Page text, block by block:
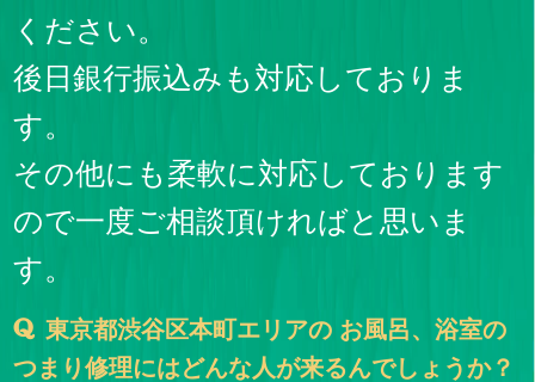
ください。
後日銀行振込みも対応しておりま
す。
その他にも柔軟に対応しております
ので一度ご相談頂ければと思いま
す。
東京都渋谷区本町エリアの お風呂、浴室の
つまり修理にはどんな人が来るんでしょうか？